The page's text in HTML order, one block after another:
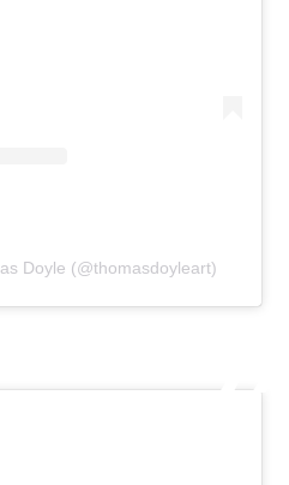
Doyle (@thomasdoyleart)